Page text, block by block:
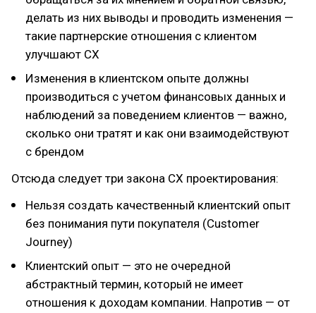
делать из них выводы и проводить изменения —
такие партнерские отношения с клиентом
улучшают CX
Изменения в клиентском опыте должны
производиться с учетом финансовых данных и
наблюдений за поведением клиентов — важно,
сколько они тратят и как они взаимодействуют
с брендом
Отсюда следует три закона CX проектирования:
Нельзя создать качественный клиентский опыт
без понимания пути покупателя (Customer
Journey)
Клиентский опыт — это не очередной
абстрактный термин, который не имеет
отношения к доходам компании. Напротив — от